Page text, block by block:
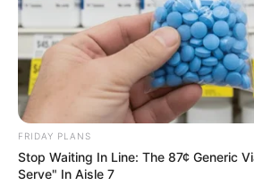
FRIDAY PLANS
Stop Waiting In Line: The 87¢ Generic
Serve" In Aisle 7